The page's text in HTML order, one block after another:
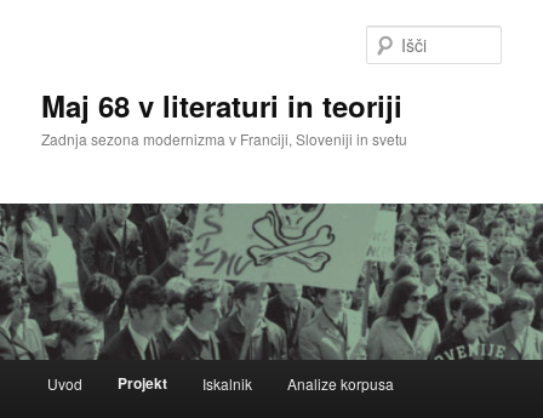
Maj 68 v literaturi in teoriji
Zadnja sezona modernizma v Franciji, Sloveniji in svetu
Uvod Projekt Iskalnik Analize korpusa